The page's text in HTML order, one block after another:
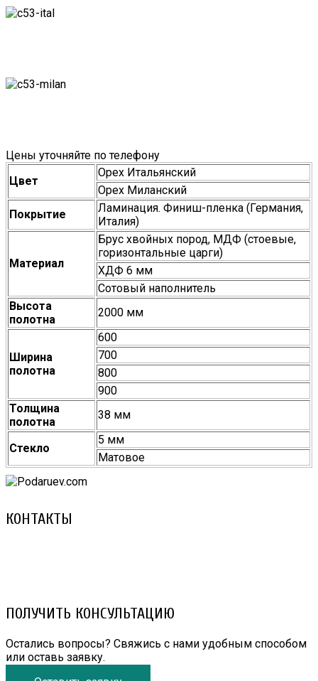
Цены уточняйте по телефону
Цвет
Орех Итальянский
Орех Миланский
Покрытие
Ламинация. Финиш-пленка (Германия,
Италия)
Материал
Брус хвойных пород, МДФ (стоевые,
горизонтальные царги)
ХДФ 6 мм
Сотовый наполнитель
Высота
полотна
2000 мм
Ширина
полотна
600
700
800
900
Толщина
полотна
38 мм
Стекло
5 мм
Матовое
КОНТАКТЫ
ПОЛУЧИТЬ КОНСУЛЬТАЦИЮ
Остались вопросы? Свяжись с нами удобным способом
или оставь заявку.